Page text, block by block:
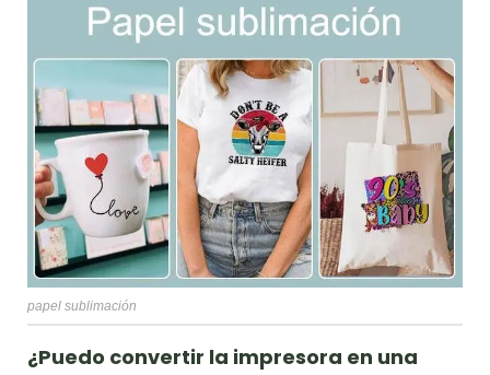
papel sublimación
¿Puedo convertir la impresora en una